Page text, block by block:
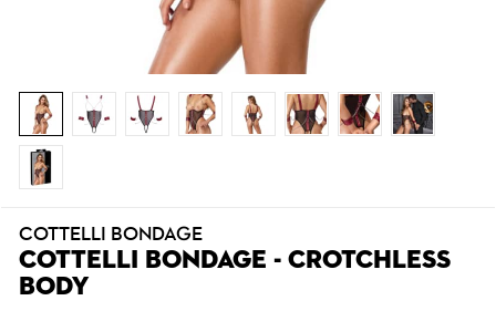
COTTELLI BONDAGE
COTTELLI BONDAGE - CROTCHLESS
BODY